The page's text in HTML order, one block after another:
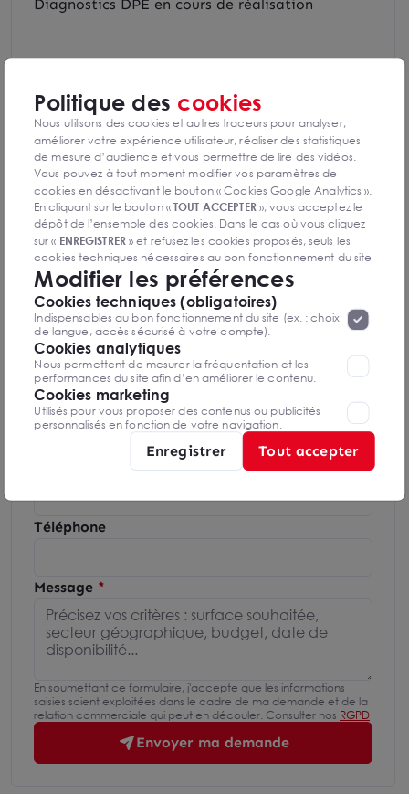
Diagnostics DPE en cours de réalisation
Diagnostics GES en cours de réalisation
Nathan VIEVILLE
Rouen
0235600400
Mettre en favoris
Nom Prénom
Téléphone
Message
En soumettant ce formulaire, j'accepte que les informations
saisies soient exploitées dans le cadre de ma demande et de la
relation commerciale qui peut en découler. Consulter nos RGPD
Envoyer ma demande
Politique des cookies
Nous utilisons des cookies et autres traceurs pour analyser,
améliorer votre expérience utilisateur, réaliser des statistiques
de mesure d’audience et vous permettre de lire des vidéos.
Vous pouvez à tout moment modifier vos paramètres de
cookies en désactivant le bouton « Cookies Google Analytics ».
En cliquant sur le bouton «TOUT ACCEPTER», vous acceptez le
dépôt de l’ensemble des cookies. Dans le cas où vous cliquez
sur « ENREGISTRER» et refusez les cookies proposés, seuls les
cookies techniques nécessaires au bon fonctionnement du site
seront déposés. Pour plus d’informations, vous pouvez consulter
«Protection des données à caractère
personnel ».Lorsque vous naviguez sur notre site internet, il
peut être amenée à déposer des cookies. Vous avez la
possibilité de désactiver les cookies, ces réglages ne seront
valables que sur le navigateur que vous utilisez actuellement
Modifier les préférences
Cookies techniques (obligatoires)
Indispensables au bon fonctionnement du site (ex. : choix
de langue, accès sécurisé à votre compte).
Cookies analytiques
Nous permettent de mesurer la fréquentation et les
performances du site afin d’en améliorer le contenu.
Cookies marketing
Utilisés pour vous proposer des contenus ou publicités
personnalisés en fonction de votre navigation.
Enregistrer Tout accepter